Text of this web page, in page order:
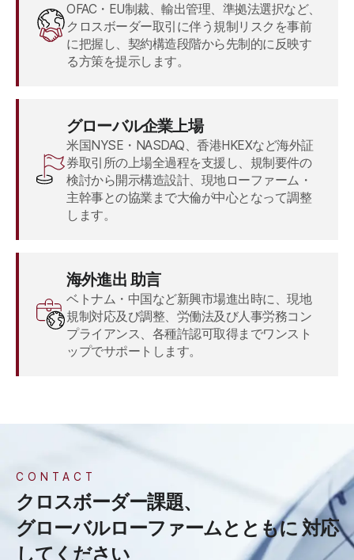
OFAC・EU制裁、輸出管理、準拠法選択など、
クロスボーダー取引に伴う規制リスクを事前
に把握し、契約構造段階から先制的に反映す
る方策を提示します。
グローバル企業上場
米国NYSE・NASDAQ、香港HKEXなど海外証
券取引所の上場全過程を支援し、規制要件の
検討から開示構造設計、現地ローファーム・
主幹事との協業まで大倫が中心となって調整
します。
海外進出 助言
ベトナム・中国など新興市場進出時に、現地
規制対応及び調整、労働法及び人事労務コン
プライアンス、各種許認可取得までワンスト
ップでサポートします。
CONTACT
クロスボーダー課題、
グローバルローファームとともに 対応
してください